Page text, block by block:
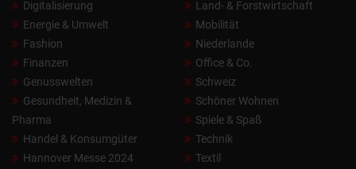
Digitalisierung
Energie & Umwelt
Fashion
Finanzen
Genusswelten
Gesundheit, Medizin &
Pharma
Handel & Konsumgüter
Hannover Messe 2024
Land- & Forstwirtschaft
Mobilität
Niederlande
Office & Co.
Schweiz
Schöner Wohnen
Spiele & Spaß
Technik
Textil